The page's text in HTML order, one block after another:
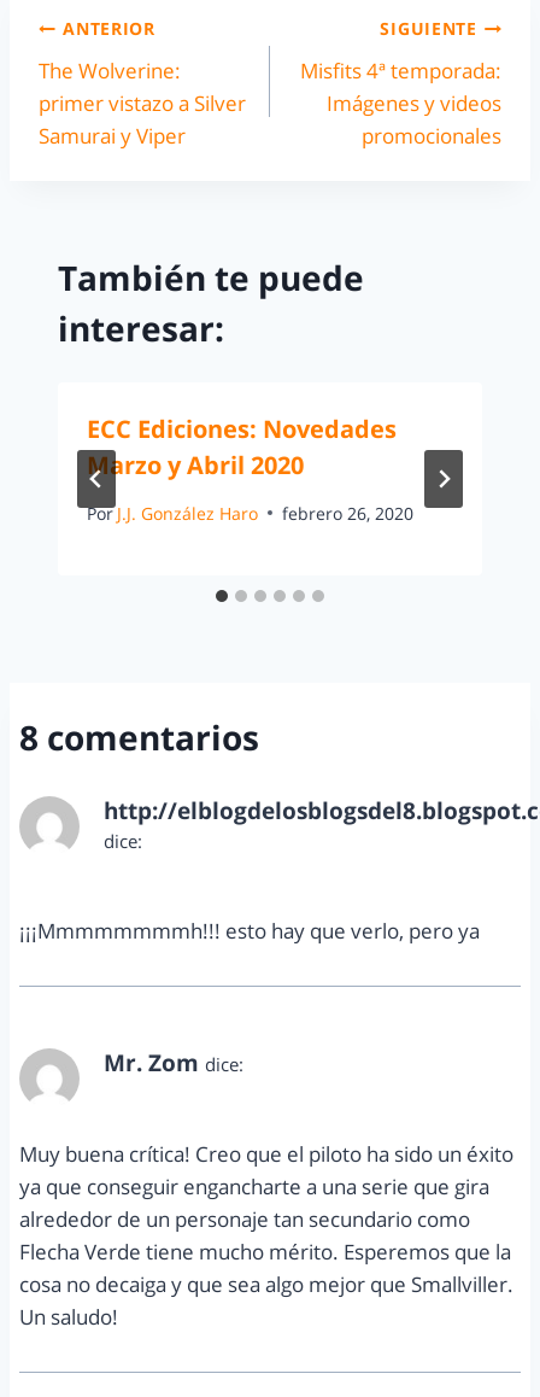
ANTERIOR
The Wolverine:
primer vistazo a Silver
Samurai y Viper
SIGUIENTE
Misfits 4ª temporada:
Imágenes y videos
promocionales
También te puede
interesar:
ECC Ediciones: Novedades
Marzo y Abril 2020
Por J.J. González Haro febrero 26, 2020
8 comentarios
http://
dice:
¡¡¡Mmmmmmmmh!!! esto hay que verlo, pero ya
Mr. Zom dice:
Muy buena crítica! Creo que el piloto ha sido un éxito
ya que conseguir engancharte a una serie que gira
alrededor de un personaje tan secundario como
Flecha Verde tiene mucho mérito. Esperemos que la
cosa no decaiga y que sea algo mejor que Smallviller.
Un saludo!